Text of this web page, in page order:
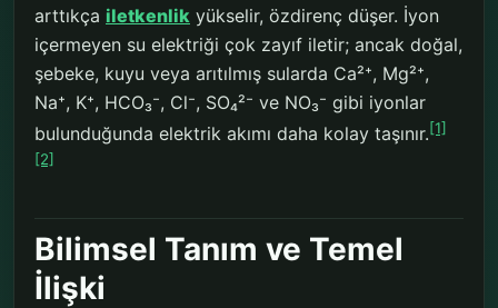
arttıkça iletkenlik yükselir, özdirenç düşer. İyon
içermeyen su elektriği çok zayıf iletir; ancak doğal,
şebeke, kuyu veya arıtılmış sularda Ca²⁺, Mg²⁺,
Na⁺, K⁺, HCO₃⁻, Cl⁻, SO₄²⁻ ve NO₃⁻ gibi iyonlar
bulunduğunda elektrik akımı daha kolay taşınır.[1]
[2]
Bilimsel Tanım ve Temel
İlişki